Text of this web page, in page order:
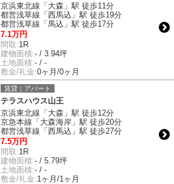
京浜東北線「大森」駅 徒歩11分
都営浅草線「西馬込」駅 徒歩19分
都営浅草線「馬込」駅 徒歩17分
7.1万円
間取:1R
建物面積:- / 3.94坪
土地面積:- / -
敷金/礼金:0ヶ月/0ヶ月
賃貸｜アパート
テラスハウス山王
京浜東北線「大森」駅 徒歩12分
京急本線「大森海岸」駅 徒歩20分
都営浅草線「西馬込」駅 徒歩27分
7.5万円
間取:1R
建物面積:- / 5.79坪
土地面積:- / -
敷金/礼金:1ヶ月/1ヶ月